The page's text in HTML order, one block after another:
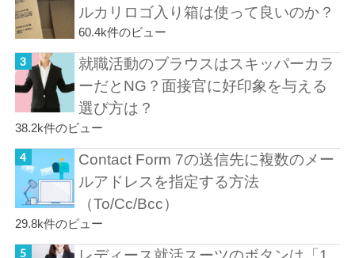
ルカリロゴ入り箱は使って良いのか？
60.4k件のビュー
就職活動のブラウスはスキッパーカラ
ーだとNG？面接官に好印象を与える
選び方は？
38.2k件のビュー
Contact Form 7の送信先に複数のメー
ルアドレスを指定する方法
（To/Cc/Bcc）
29.8k件のビュー